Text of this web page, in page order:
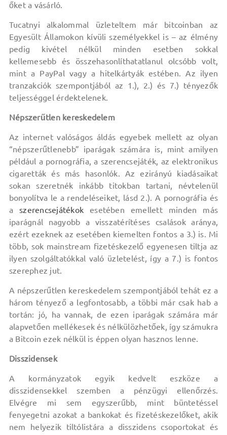
őket a vásárló.
Tucatnyi alkalommal üzleteltem már bitcoinban az
Egyesült Államokon kívüli személyekkel is – az élmény
pedig kivétel nélkül minden esetben sokkal
kellemesebb és összehasonlíthatatlanul olcsóbb volt,
mint a PayPal vagy a hitelkártyák estében. Az ilyen
tranzakciók szempontjából az 1.), 2.) és 7.) tényezők
teljességgel érdektelenek.
Népszerűtlen kereskedelem
Az internet valóságos áldás egyebek mellett az olyan
“népszerűtlenebb” iparágak számára is, mint amilyen
például a pornográfia, a szerencsejáték, az elektronikus
cigaretták és más hasonlók. Az ezirányú kiadásaikat
sokan szeretnék inkább titokban tartani, névtelenül
bonyolítva le a rendeléseiket, lásd 2.). A pornográfia és
a szerencsejátékok esetében emellett minden más
iparágnál nagyobb a visszatérítéses csalások aránya,
ezért ezeknek az esetében kiemelten fontos a 3.) is. Mi
több, sok mainstream fizetéskezelő egyenesen tiltja az
ilyen szolgáltatókkal való üzletelést, így a 7.) is fontos
szerephez jut.
A népszerűtlen kereskedelem szempontjából tehát ez a
három tényező a legfontosabb, a többi már csak hab a
tortán: jó, ha vannak, de ezen iparágak számára már
alapvetően mellékesek és nélkülözhetőek, így számukra
a Bitcoin ezek nélkül is éppen olyan hasznos lenne.
Disszidensek
A kormányzatok egyik kedvelt eszköze a
disszidensekkel szemben a pénzügyi ellenőrzés.
Elvégre mi sem egyszerűbb, mint büntetéssel
fenyegetni azokat a bankokat és fizetéskezelőket, akik
nem helyezik tiltólistára a disszidens csoportokat és